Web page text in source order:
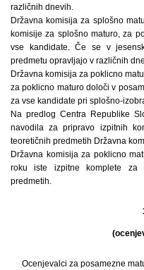
različnih dnevih.
Državna komisija za splošno
komisije za splošno maturo, za
vse kandidate. Če se v
predmetu opravljajo v različnih
Državna komisija za poklicno
za poklicno maturo določi v
za vse kandidate pri splošno-
Na predlog Centra Republike
navodila za pripravo izpitnih
teoretičnih predmetih Državna
Državna komisija za poklicno
roku iste izpitne komplete za
predmetih.
Ocenjevalci za posamezne